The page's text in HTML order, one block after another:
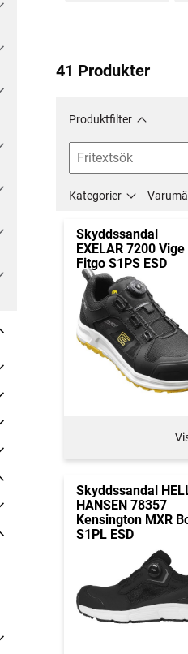
41 Produkter
Produktfilter
Kategorier
Skyddssandal
EXELAR 7200 Vige
Fitgo S1PS ESD
Skyddssandal
HANSEN 78357
Kensington MXR
S1PL ESD